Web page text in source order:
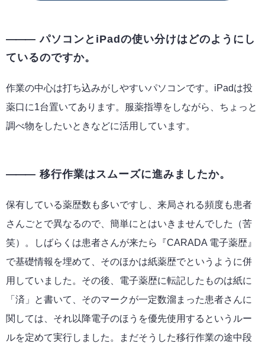
パソコンとiPadの使い分けはどのようにし
ているのですか。
作業の中心は打ち込みがしやすいパソコンです。iPadは投
薬口に1台置いてあります。服薬指導をしながら、ちょっと
調べ物をしたいときなどに活用しています。
移行作業はスムーズに進みましたか。
保有している薬歴数も多いですし、来局される頻度も患者
さんごとで異なるので、簡単にとはいきませんでした（苦
笑）。しばらくは患者さんが来たら『CARADA 電子薬歴』
で基礎情報を埋めて、そのほかは紙薬歴でというように併
用していました。その後、電子薬歴に転記したものは紙に
「済」と書いて、そのマークが一定数溜まった患者さんに
関しては、それ以降電子のほうを優先使用するというルー
ルを定めて実行しました。まだそうした移行作業の途中段